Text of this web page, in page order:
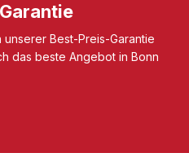
Best-Preis-Garantie
das beste Angebot in Bonn